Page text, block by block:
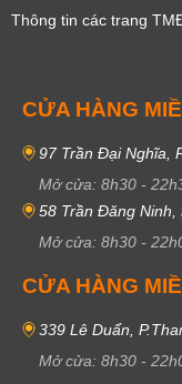
Thông tin các trang
CỬA HÀNG
97 Trần Đại Nghĩa,
Mở cửa: 8h30 -
58 Trần Đăng Ninh,
Mở cửa: 8h30 -
CỬA HÀNG
339 Lê Duẩn,
Mở cửa: 8h30 -